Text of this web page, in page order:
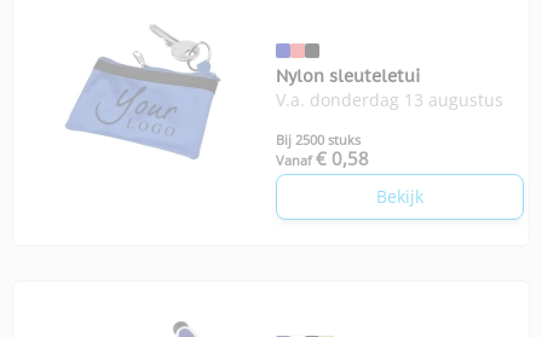
Nylon sleuteletui
V.a. donderdag 13 augustus
Bij 2500 stuks
Vanaf € 0,58
Bekijk